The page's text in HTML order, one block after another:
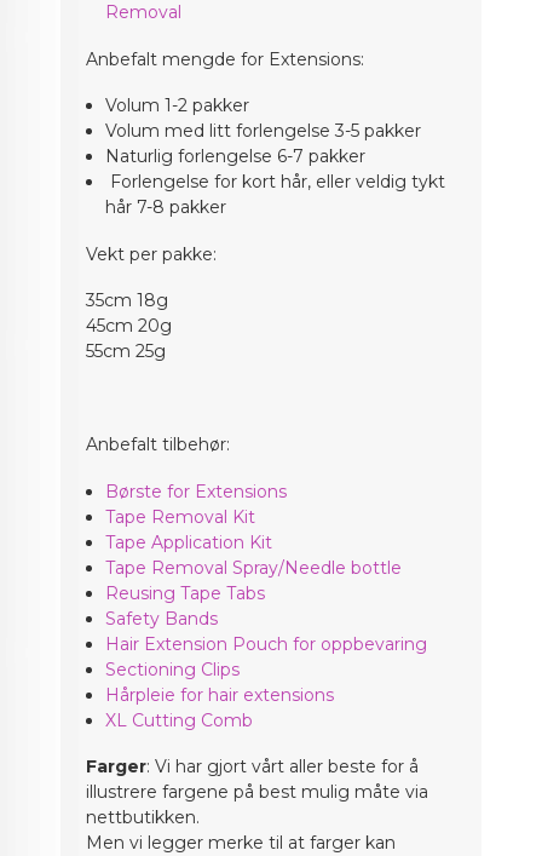
Removal
Anbefalt mengde for Extensions:
Volum 1-2 pakker
Volum med litt forlengelse 3-5 pakker
Naturlig forlengelse 6-7 pakker
Forlengelse for kort hår, eller veldig tykt
hår 7-8 pakker
Vekt per pakke:
35cm 18g
45cm 20g
55cm 25g
Anbefalt tilbehør:
Børste for Extensions
Tape Removal Kit
Tape Application Kit
Tape Removal Spray/Needle bottle
Reusing Tape Tabs
Safety Bands
Hair Extension Pouch for oppbevaring
Sectioning Clips
Hårpleie for hair extensions
XL Cutting Comb
Farger: Vi har gjort vårt aller beste for å
illustrere fargene på best mulig måte via
nettbutikken.
Men vi legger merke til at farger kan